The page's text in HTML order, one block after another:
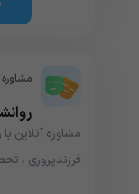
مشاوره
مشاوره آنلاین
فرزندپروری ،